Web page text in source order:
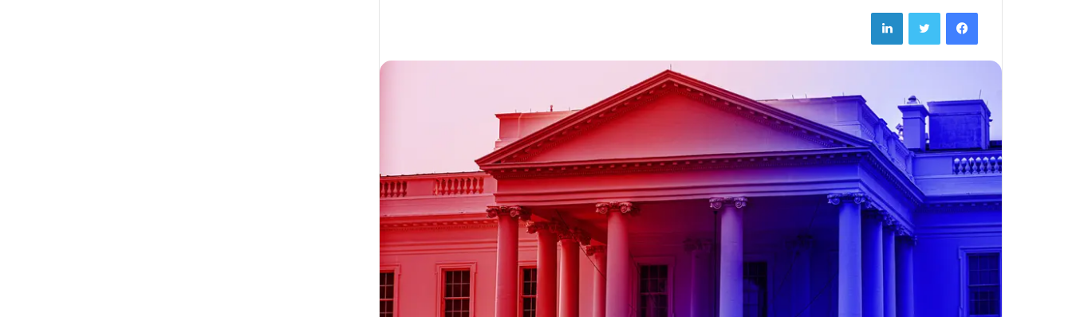
Facebook
Twitter
LinkedIn